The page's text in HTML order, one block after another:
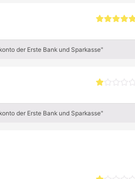
der Erste Bank und Sparkasse"
der Erste Bank und Sparkasse"